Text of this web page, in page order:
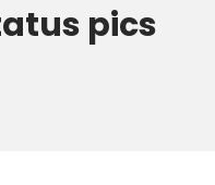
pics